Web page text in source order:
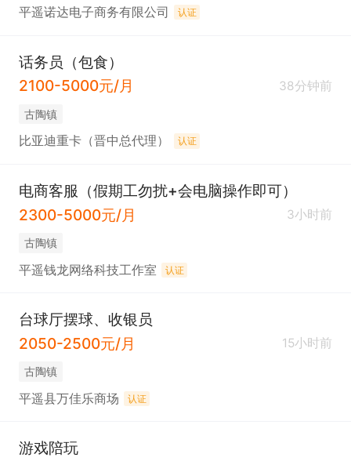
平遥诺达电子商务有限公司 认证
话务员（包食）
2100-5000元/月
38分钟前
古陶镇
比亚迪重卡（晋中总代理） 认证
电商客服（假期工勿扰+会电脑操作即可）
2300-5000元/月
3小时前
古陶镇
平遥钱龙网络科技工作室 认证
台球厅摆球、收银员
2050-2500元/月
15小时前
古陶镇
平遥县万佳乐商场 认证
游戏陪玩